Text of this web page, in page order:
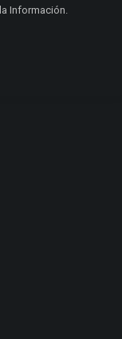
Información.